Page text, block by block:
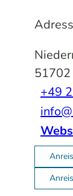
51702
+49